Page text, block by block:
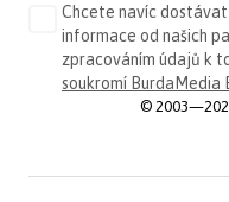
Chcete navíc
informace od našich
zpracováním údajů k
soukromí BurdaMedia
©